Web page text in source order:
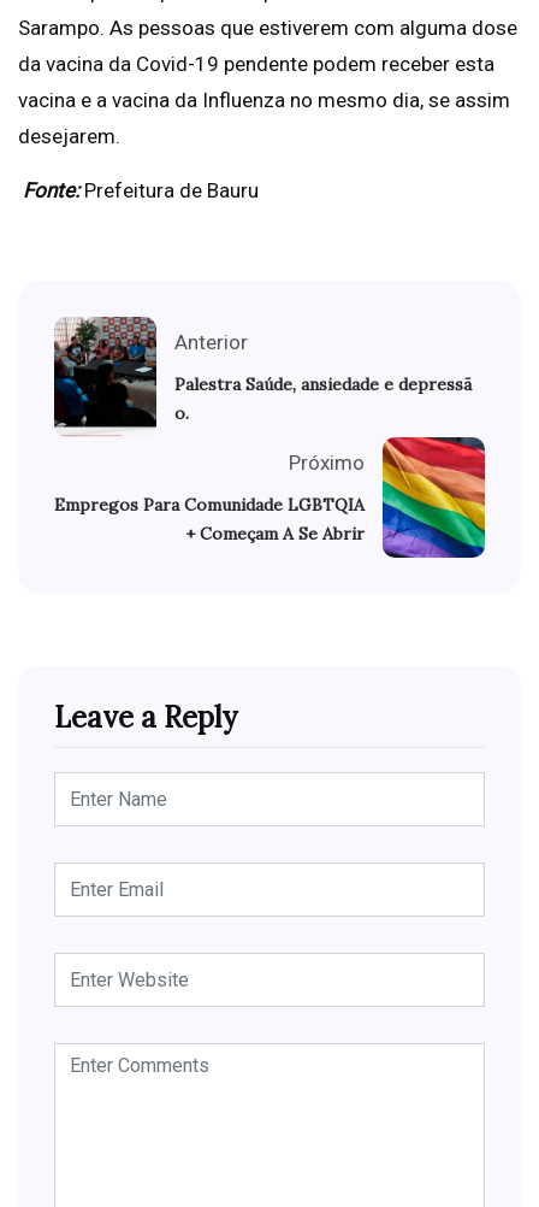
Sarampo. As pessoas que estiverem com alguma dose
da vacina da Covid-19 pendente podem receber esta
vacina e a vacina da Influenza no mesmo dia, se assim
desejarem.
Fonte:Prefeitura de Bauru
Anterior
Palestra Saúde, ansiedade e depressã
o.
Próximo
Empregos Para Comunidade LGBTQIA
+ Começam A Se Abrir
Leave a Reply